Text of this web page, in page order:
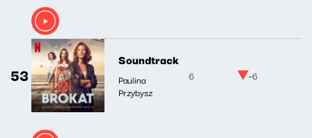
53
Soundtrack
Paulina
Przybysz
6 -6